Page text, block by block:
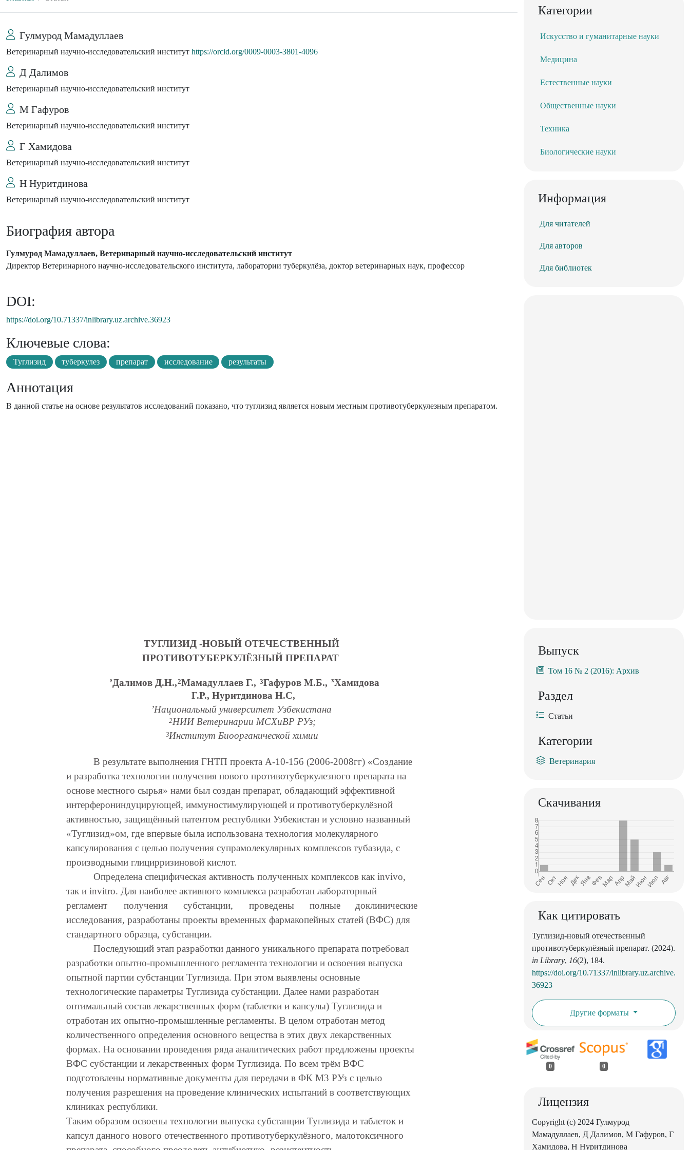
Гулмурод Мамадуллаев
Ветеринарный научно-исследовательский институт https://orcid.org/0009-0003-3801-4096
Д Далимов
Ветеринарный научно-исследовательский институт
М Гафуров
Ветеринарный научно-исследовательский институт
Г Хамидова
Ветеринарный научно-исследовательский институт
Н Нуритдинова
Ветеринарный научно-исследовательский институт
Биография автора
Гулмурод Мамадуллаев, Ветеринарный научно-исследовательский институт
Директор Ветеринарного научно-исследовательского института, лаборатории туберкулёза, доктор ветеринарных наук, профессор
DOI:
https://doi.org/10.71337/inlibrary.uz.archive.36923
Ключевые слова:
Туглизид туберкулез препарат исследование результаты
Аннотация
В данной статье на основе результатов исследований показано, что туглизид является новым местным противотуберкулезным препаратом.
ТУГЛИЗИД -НОВЫЙ ОТЕЧЕСТВЕННЫЙ
ПРОТИВОТУБЕРКУЛЁЗНЫЙ ПРЕПАРАТ
’Далимов Д.Н.,2Мамадуллаев Г., 3Гафуров М.Б., хХамидова
Г.Р., Нуритдинова Н.С,
’Национальный университет Узбекистана
2НИИ Ветеринарии МСХиВР РУз;
3Институт Биоорганической химии
В результате выполнения ГНТП проекта А-10-156 (2006-2008гг) «Создание
и разработка технологии получения нового противотуберкулезного препарата на
основе местного сырья» нами был создан препарат, обладающий эффективной
интерферониндуцирующей, иммуностимулирующей и противотуберкулёзной
активностью, защищённый патентом республики Узбекистан и условно названный
«Туглизид»ом, где впервые была использована технология молекулярного
капсулирования с целью получения супрамолекулярных комплексов тубазида, с
производными глицирризиновой кислот.
Определена специфическая активность полученных комплексов как invivo,
так и invitro. Для наиболее активного комплекса разработан лабораторный
регламент
получения субстанции, проведены полные
доклинические
исследования, разработаны проекты временных фармакопейных статей (ВФС) для
стандартного образца, субстанции.
Последующий этап разработки данного уникального препарата потребовал
разработки опытно-промышленного регламента технологии и освоения выпуска
опытной партии субстанции Туглизида. При этом выявлены основные
технологические параметры Туглизида субстанции. Далее нами разработан
оптимальный состав лекарственных форм (таблетки и капсулы) Туглизида и
отработан их опытно-промышленные регламенты. В целом отработан метод
количественного определения основного вещества в этих двух лекарственных
формах. На основании проведения ряда аналитических работ предложены проекты
ВФС субстанции и лекарственных форм Туглизида. По всем трём ВФС
подготовлены нормативные документы для передачи в ФК М3 РУз с целью
получения разрешения на проведение клинических испытаний в соответствующих
клиниках республики.
Таким образом освоены технологии выпуска субстанции Туглизида и таблеток и
капсул данного нового отечественного противотуберкулёзного, малотоксичного
Категории
Искусство и гуманитарные науки
Медицина
Естественные науки
Общественные науки
Техника
Биологические науки
Информация
Для читателей
Для авторов
Для библиотек
Выпуск
Том 16 № 2 (2016): Архив
Раздел
Статьи
Категории
Ветеринария
Скачивания
Как цитировать
Туглизид-новый отечественный
противотуберкулёзный препарат. (2024).
in Library, 16(2), 184.
https://doi.org/10.71337/inlibrary.uz.archive.
36923
Другие форматы
0 0
Лицензия
Copyright (c) 2024 Гулмурод
Мамадуллаев, Д Далимов, М Гафуров, Г
Хамидова, Н Нуритдинова